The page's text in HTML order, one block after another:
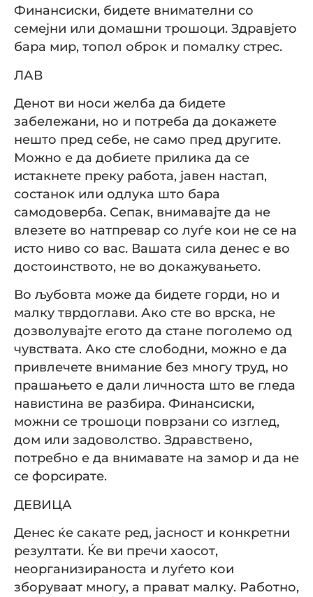
Финансиски, бидете внимателни со
семејни или домашни трошоци. Здравјето
бара мир, топол оброк и помалку стрес.
ЛАВ
Денот ви носи желба да бидете
забележани, но и потреба да докажете
нешто пред себе, не само пред другите.
Можно е да добиете прилика да се
истакнете преку работа, јавен настап,
состанок или одлука што бара
самодоверба. Сепак, внимавајте да не
влезете во натпревар со луѓе кои не се на
исто ниво со вас. Вашата сила денес е во
достоинството, не во докажувањето.
Во љубовта може да бидете горди, но и
малку тврдоглави. Ако сте во врска, не
дозволувајте егото да стане поголемо од
чувствата. Ако сте слободни, можно е да
привлечете внимание без многу труд, но
прашањето е дали личноста што ве гледа
навистина ве разбира. Финансиски,
можни се трошоци поврзани со изглед,
дом или задоволство. Здравствено,
потребно е да внимавате на замор и да не
се форсирате.
ДЕВИЦА
Денес ќе сакате ред, јасност и конкретни
резултати. Ќе ви пречи хаосот,
неорганизираноста и луѓето кои
зборуваат многу, а прават малку. Работно,